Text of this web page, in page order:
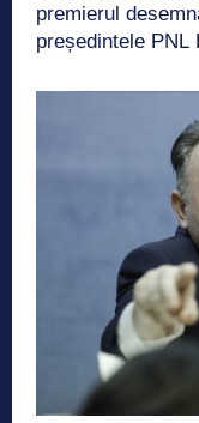
premierul
președintele